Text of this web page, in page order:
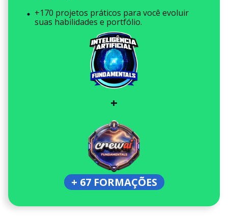
+170 projetos práticos para você evoluir
suas habilidades e portfólio.
+
+ 67 FORMAÇÕES